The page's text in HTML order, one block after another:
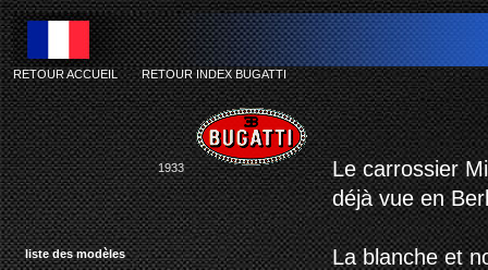
liste des modèles
RETOUR ACCUEIL-RETOUR INDEX BUGATTI
1933
Le carrossier
déjà vue en
La blanche et